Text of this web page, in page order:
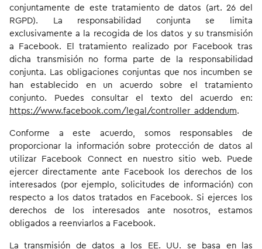
conjuntamente de este tratamiento de datos (art. 26 del
RGPD). La responsabilidad conjunta se limita
exclusivamente a la recogida de los datos y su transmisión
a Facebook. El tratamiento realizado por Facebook tras
dicha transmisión no forma parte de la responsabilidad
conjunta. Las obligaciones conjuntas que nos incumben se
han establecido en un acuerdo sobre el tratamiento
conjunto. Puedes consultar el texto del acuerdo en:
https://www.facebook.com/legal/controller_addendum.
Conforme a este acuerdo, somos responsables de
proporcionar la información sobre protección de datos al
utilizar Facebook Connect en nuestro sitio web. Puede
ejercer directamente ante Facebook los derechos de los
interesados (por ejemplo, solicitudes de información) con
respecto a los datos tratados en Facebook. Si ejerces los
derechos de los interesados ante nosotros, estamos
obligados a reenviarlos a Facebook.
La transmisión de datos a los EE. UU. se basa en las